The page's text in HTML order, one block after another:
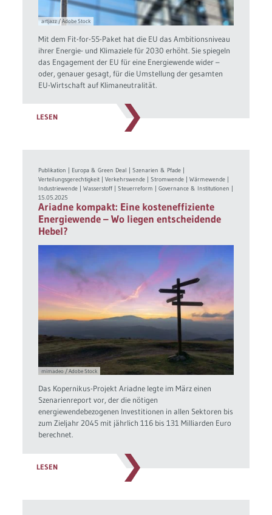
artjazz / Adobe Stock
Mit dem Fit-for-55-Paket hat die EU das Ambitionsniveau
ihrer Energie- und Klimaziele für 2030 erhöht. Sie spiegeln
das Engagement der EU für eine Energiewende wider –
oder, genauer gesagt, für die Umstellung der gesamten
EU-Wirtschaft auf Klimaneutralität.
LESEN
Publikation Europa & Green Deal |Szenarien & Pfade
Verteilungsgerechtigkeit |Verkehrswende |Stromwende |Wärmewende
Industriewende |Wasserstoff |Steuerreform |Governance & Institutionen
15.05.2025
Ariadne kompakt: Eine kosteneffiziente
Energiewende – Wo liegen entscheidende
Hebel?
mimadeo / Adobe Stock
Das Kopernikus-Projekt Ariadne legte im März einen
Szenarienreport vor, der die nötigen
energiewendebezogenen Investitionen in allen Sektoren bis
zum Zieljahr 2045 mit jährlich 116 bis 131 Milliarden Euro
berechnet.
LESEN